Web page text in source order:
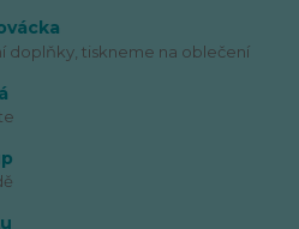
doplňky, tiskneme na oblečení